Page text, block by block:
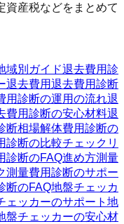
資産税などをまとめて
域別ガイド退去費用診
退去費用退去費用診断
用診断の運用の流れ退
費用診断の安心材料退
断相場解体費用診断の
診断の比較チェックリ
診断のFAQ進め方測量
測量費用診断のサポー
断のFAQ地盤チェッカ
ェッカーのサポート 地
盤チェッカーの安心材